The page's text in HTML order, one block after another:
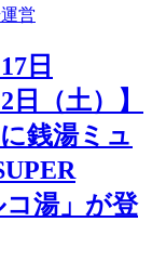
営
日
日（土）】
銭湯ミュ
コ湯」が登